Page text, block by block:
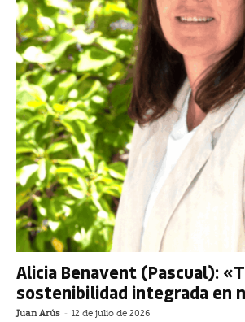
Alicia Benavent (Pascual):
sostenibilidad integrada en
Juan Arús - 12 de julio de 2026